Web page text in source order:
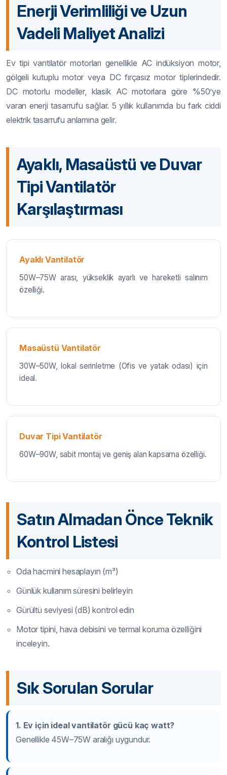
Enerji Verimliliği ve Uzun
Vadeli Maliyet Analizi
Ev tipi vantilatör motorları genellikle AC indüksiyon motor,
gölgeli kutuplu motor veya DC fırçasız motor tiplerindedir.
DC motorlu modeller, klasik AC motorlara göre %50’ye
varan enerji tasarrufu sağlar. 5 yıllık kullanımda bu fark ciddi
elektrik tasarrufu anlamına gelir.
Ayaklı, Masaüstü ve Duvar
Tipi Vantilatör
Karşılaştırması
Ayaklı Vantilatör
50W–75W arası, yükseklik ayarlı ve hareketli salınım
özelliği.
Masaüstü Vantilatör
30W–50W, lokal serinletme (Ofis ve yatak odası) için
ideal.
Duvar Tipi Vantilatör
60W–90W, sabit montaj ve geniş alan kapsama özelliği.
Satın Almadan Önce Teknik
Kontrol Listesi
Oda hacmini hesaplayın (m³)
Günlük kullanım süresini belirleyin
Gürültü seviyesi (dB) kontrol edin
Motor tipini, hava debisini ve termal koruma özelliğini
inceleyin.
Sık Sorulan Sorular
1. Ev için ideal vantilatör gücü kaç watt?
Genellikle 45W–75W aralığı uygundur.